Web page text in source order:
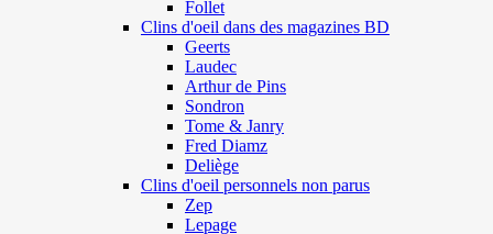
Follet
Clins d'oeil dans des magazines BD
Geerts
Laudec
Arthur de Pins
Sondron
Tome & Janry
Fred Diamz
Deliège
Clins d'oeil personnels non parus
Zep
Lepage